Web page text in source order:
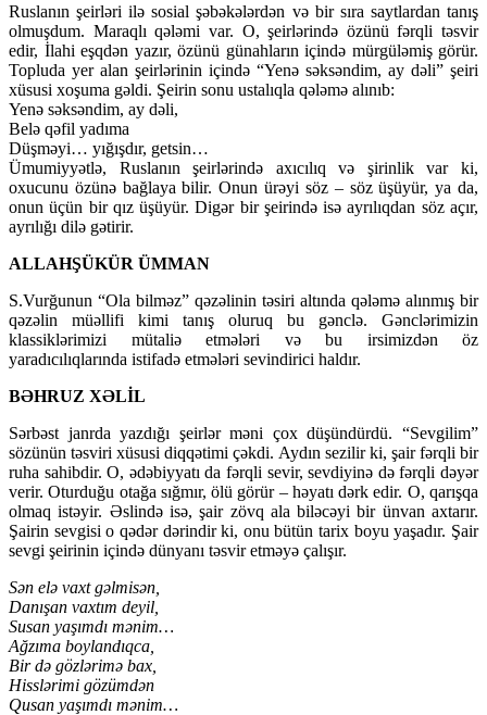
Ruslanın şeirləri ilə sosial şəbəkələrdən və bir sıra saytlardan tanış
olmuşdum. Maraqlı qələmi var. O, şeirlərində özünü fərqli təsvir
edir, İlahi eşqdən yazır, özünü günahların içində mürgüləmiş görür.
Topluda yer alan şeirlərinin içində “Yenə səksəndim, ay dəli” şeiri
xüsusi xoşuma gəldi. Şeirin sonu ustalıqla qələmə alınıb:
Yenə səksəndim, ay dəli,
Belə qəfil yadıma
Düşməyi… yığışdır, getsin…
Ümumiyyətlə, Ruslanın şeirlərində axıcılıq və şirinlik var ki,
oxucunu özünə bağlaya bilir. Onun ürəyi söz – söz üşüyür, ya da,
onun üçün bir qız üşüyür. Digər bir şeirində isə ayrılıqdan söz açır,
ayrılığı dilə gətirir.
ALLAHŞÜKÜR ÜMMAN
S.Vurğunun “Ola bilməz” qəzəlinin təsiri altında qələmə alınmış bir
qəzəlin müəllifi kimi tanış oluruq bu gənclə. Gənclərimizin
klassiklərimizi mütaliə etmələri və bu irsimizdən öz
yaradıcılıqlarında istifadə etmələri sevindirici haldır.
BƏHRUZ XƏLİL
Sərbəst janrda yazdığı şeirlər məni çox düşündürdü. “Sevgilim”
sözünün təsviri xüsusi diqqətimi çəkdi. Aydın sezilir ki, şair fərqli bir
ruha sahibdir. O, ədəbiyyatı da fərqli sevir, sevdiyinə də fərqli dəyər
verir. Oturduğu otağa sığmır, ölü görür – həyatı dərk edir. O, qarışqa
olmaq istəyir. Əslində isə, şair zövq ala biləcəyi bir ünvan axtarır.
Şairin sevgisi o qədər dərindir ki, onu bütün tarix boyu yaşadır. Şair
sevgi şeirinin içində dünyanı təsvir etməyə çalışır.
Sən elə vaxt gəlmisən,
Danışan vaxtım deyil,
Susan yaşımdı mənim…
Ağzıma boylandıqca,
Bir də gözlərimə bax,
Hisslərimi gözümdən
Qusan yaşımdı mənim…